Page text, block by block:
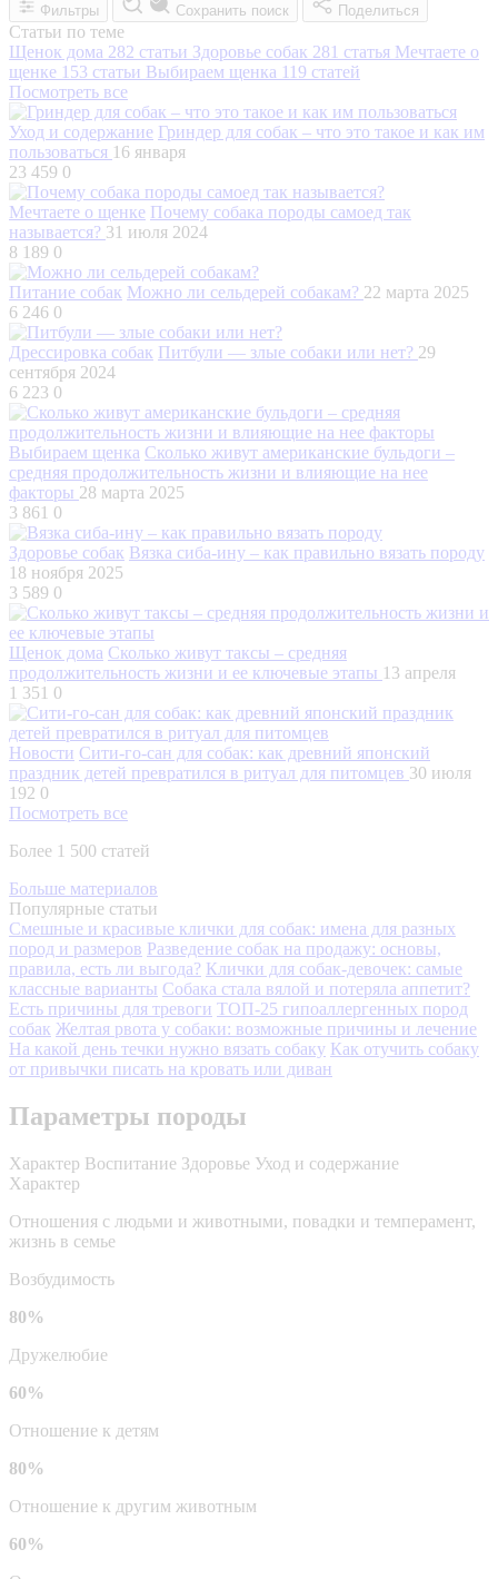
Фильтры Сохранить поиск Поделиться
Статьи по теме
Щенок дома 282 статьи Здоровье собак 281 статья Мечтаете о
щенке 153 статьи Выбираем щенка 119 статей
Посмотреть все
Уход и содержание Гриндер для собак – что это такое и как им
пользоваться 16 января
23 459 0
Мечтаете о щенке Почему собака породы самоед так
называется? 31 июля 2024
8 189 0
Питание собак Можно ли сельдерей собакам? 22 марта 2025
6 246 0
Дрессировка собак Питбули — злые собаки или нет? 29
сентября 2024
6 223 0
Выбираем щенка Сколько живут американские бульдоги –
средняя продолжительность жизни и влияющие на нее
факторы 28 марта 2025
3 861 0
Здоровье собак Вязка сиба-ину – как правильно вязать породу
18 ноября 2025
3 589 0
Щенок дома Сколько живут таксы – средняя
продолжительность жизни и ее ключевые этапы 13 апреля
1 351 0
Новости Сити-го-сан для собак: как древний японский
праздник детей превратился в ритуал для питомцев 30 июля
192 0
Посмотреть все
Более 1 500 статей
Больше материалов
Популярные статьи
Смешные и красивые клички для собак: имена для разных
пород и размеров Разведение собак на продажу: основы,
правила, есть ли выгода? Клички для собак-девочек: самые
классные варианты Собака стала вялой и потеряла аппетит?
Есть причины для тревоги ТОП-25 гипоаллергенных пород
собак Желтая рвота у собаки: возможные причины и лечение
На какой день течки нужно вязать собаку Как отучить собаку
от привычки писать на кровать или диван
Параметры породы
Характер Воспитание Здоровье Уход и содержание
Характер
Отношения с людьми и животными, повадки и темперамент,
жизнь в семье
Возбудимость
80%
Дружелюбие
60%
Отношение к детям
80%
Отношение к другим животным
60%